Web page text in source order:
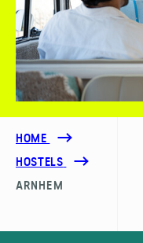
HOME
HOSTELS
ARNHEM